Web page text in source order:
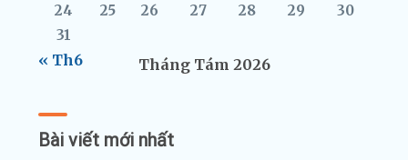
Tháng Tám 2026
24
25 26 27 28 29
30
31
« Th6
Bài viết mới nhất